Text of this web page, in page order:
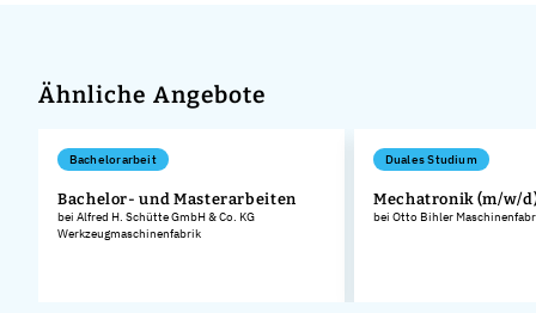
Ähnliche Angebote
Bachelorarbeit
Bachelor- und Masterarbeiten
bei Alfred H. Schütte GmbH & Co. KG
Werkzeugmaschinenfabrik
Duales Studium
Mechatronik (m/w/
bei Otto Bihler